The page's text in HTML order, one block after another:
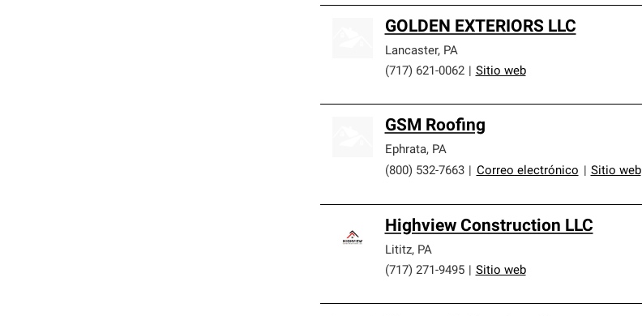
GOLDEN EXTERIORS LLC
Lancaster, PA
(717) 621-0062
Sitio web
GSM Roofing
Ephrata, PA
(800) 532-7663
Correo electrónico Sitio web
Highview Construction LLC
Lititz, PA
(717) 271-9495
Sitio web